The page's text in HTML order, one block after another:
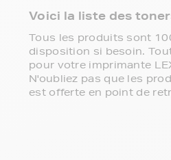
Voici la liste des
Tous les produits sont
disposition si besoin.
pour votre imprimante
N'oubliez pas que les
est offerte en point de